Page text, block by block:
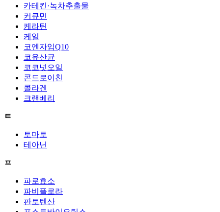
카테킨·녹차추출물
커큐민
케라틴
케일
코엔자임Q10
코유산균
코코넛오일
콘드로이친
콜라겐
크랜베리
ㅌ
토마토
테아닌
ㅍ
파로효소
파비플로라
판토텐산